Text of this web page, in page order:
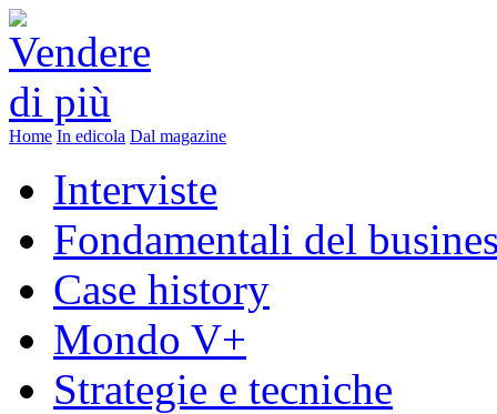
Home In edicola Dal magazine
Interviste
Fondamentali del
Case history
Mondo V+
Strategie e tecniche